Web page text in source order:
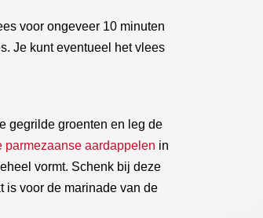
voor ongeveer 10 minuten
Je kunt eventueel het vlees
gegrilde groenten en leg de
parmezaanse aardappelen in
vormt. Schenk bij deze
is voor de marinade van de